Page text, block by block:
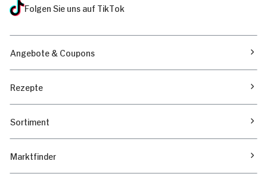
Folgen Sie uns auf TikTok
Angebote & Coupons
Rezepte
Sortiment
Marktfinder